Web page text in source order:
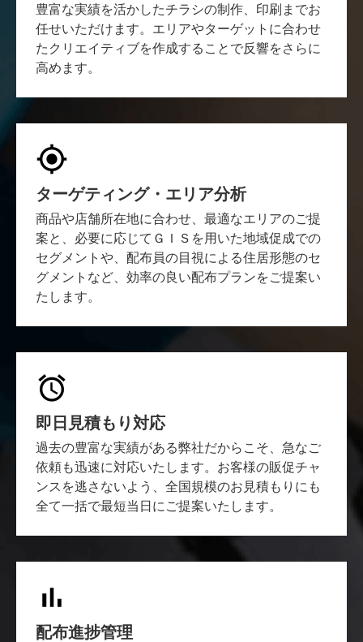
豊富な実績を活かしたチラシの制作、印刷までお
任せいただけます。エリアやターゲットに合わせ
たクリエイティブを作成することで反響をさらに
高めます。
ターゲティング・エリア分析
商品や店舗所在地に合わせ、最適なエリアのご提
案と、必要に応じてＧＩＳを用いた地域促成での
セグメントや、配布員の目視による住居形態のセ
グメントなど、効率の良い配布プランをご提案い
たします。
即日見積もり対応
過去の豊富な実績がある弊社だからこそ、急なご
依頼も迅速に対応いたします。お客様の販促チャ
ンスを逃さないよう、全国規模のお見積もりにも
全て一括で最短当日にご提案いたします。
配布進捗管理